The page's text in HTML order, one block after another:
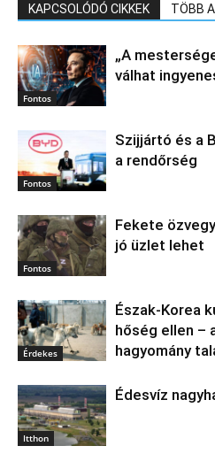
KAPCSOLÓDÓ CIKKEK TÖBB
Fontos
„A
válhat
Fontos
Szijjártó és a
a rendőrség
Fontos
Fekete
jó üzlet lehet
Érdekes
Észak‑Korea
hőség ellen –
hagyomány
Itthon
Édesvíz